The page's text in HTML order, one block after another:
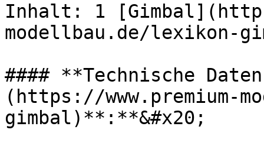
Inhalt: 1
modellbau.de/lexikon-
#### **Technische
(https://www.premium-
gimbal)**:**&#x20;